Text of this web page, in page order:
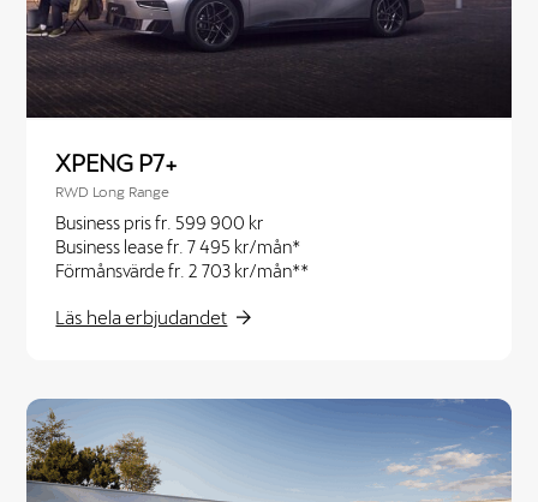
XPENG P7+
RWD Long Range
Business pris fr. 599 900 kr
Business lease fr. 7 495 kr/mån*
Förmånsvärde fr. 2 703 kr/mån**
Läs hela erbjudandet